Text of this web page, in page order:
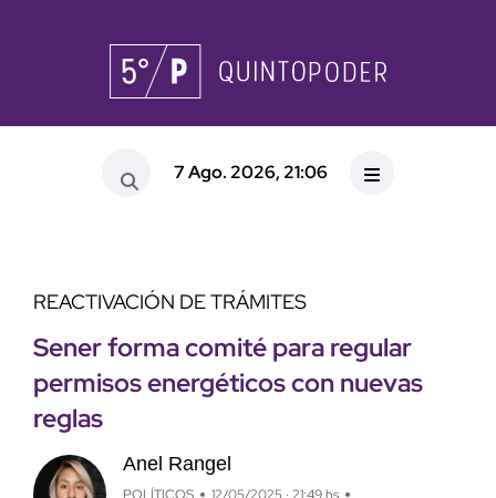
7 Ago. 2026, 21:06
REACTIVACIÓN DE TRÁMITES
Sener forma comité para regular
permisos energéticos con nuevas
reglas
Anel Rangel